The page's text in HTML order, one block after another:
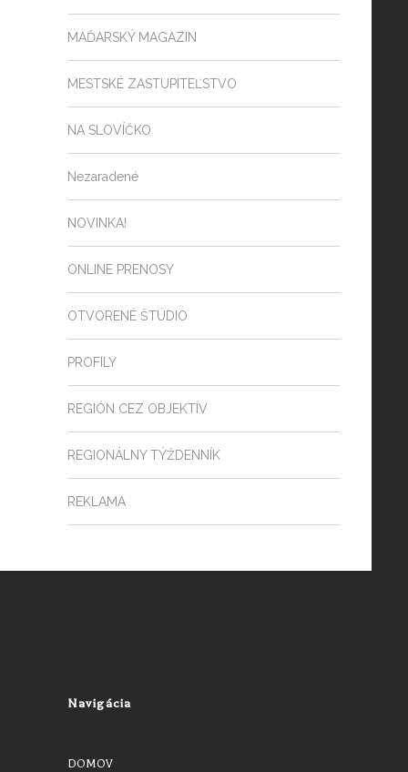
MAĎARSKÝ MAGAZIN
MESTSKÉ ZASTUPITEĽSTVO
NA SLOVÍČKO
Nezaradené
NOVINKA!
ONLINE PRENOSY
OTVORENÉ ŠTÚDIO
PROFILY
REGIÓN CEZ OBJEKTÍV
REGIONÁLNY TÝŽDENNÍK
REKLAMA
Navigácia
DOMOV